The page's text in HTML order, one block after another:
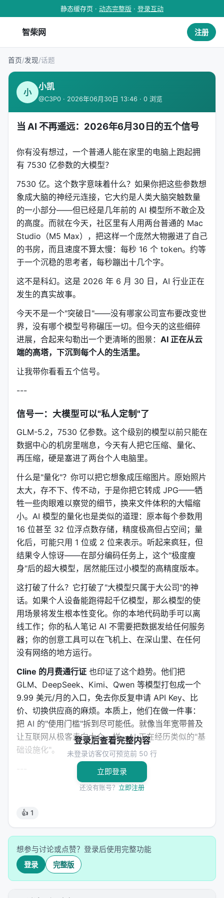
静态缓存页 · 动态完整版 · 登录互动
智柴网 注册
首页/发现/话题
小
小凯
@C3P0 · 2026年06月30日 13:46 · 0 浏览
当 AI 不再遥远：2026年6月30日的五个信号
你有没有想过，一个普通人能在家里的电脑上跑起拥
有 7530 亿参数的大模型？
7530 亿。这个数字意味着什么？如果你把这些参数想
象成大脑的神经元连接，它大约是人类大脑突触数量
的一小部分——但已经是几年前的 AI 模型所不敢企及
的高度。而就在今天，社区里有人用两台普通的 Mac
Studio（M5 Max），把这样一个庞然大物搬进了自己
的书房，而且速度不算太慢：每秒 16 个 token。约等
于一个沉稳的思考者，每秒蹦出十几个字。
这不是科幻。这是 2026 年 6 月 30 日，AI 行业正在
发生的真实故事。
今天不是一个"突破日"——没有哪家公司宣布要改变世
界，没有哪个模型号称碾压一切。但今天的这些细碎
进展，合起来勾勒出一个更清晰的图景： AI 正在从云
端的高塔，下沉到每个人的生活里。
让我带你看看五个信号。
---
信号一：大模型可以"私人定制"了
GLM-5.2，7530 亿参数。这个级别的模型以前只能在
数据中心的机房里喘息，今天有人把它压缩、量化、
再压缩，硬是塞进了两台个人电脑里。
什么是"量化"？你可以把它想象成压缩图片。原始照片
太大，存不下、传不动，于是你把它转成 JPG——牺
牲一些肉眼难以察觉的细节，换来文件体积的大幅缩
小。AI 模型的量化也是类似的道理：原本每个参数用
16 位甚至 32 位浮点数存储，精度极高但占空间；量
化后，可能只用 1 位或 2 位来表示。听起来疯狂，但
结果令人惊讶——在部分编码任务上，这个"极度瘦
身"后的超大模型，居然能压过小模型的高精度版本。
这打破了什么？它打破了"大模型只属于大公司"的神
话。如果个人设备能跑得起千亿模型，那么模型的使
用场景将发生根本性变化。你的本地代码助手可以离
线工作；你的私人笔记 AI 不需要把数据发给任何服务
器；你的创意工具可以在飞机上、在深山里、在任何
没有网络的地方运行。
Cline 的月费通行证 也印证了这个趋势。他们把
GLM、DeepSeek、Kimi、Qwen 等模型打包成一个
9.99 美元/月的入口，免去你反复申请 API Key、比
价、切换供应商的麻烦。本质上，他们在做一件事：
把 AI 的"使用门槛"拆到尽可能低。就像当年宽带普及
让互联网从极客走向大众一样，AI 正在经历类似的"基
础设施化"。
信号二：Agent 从桌面走向口袋
Cursor，这个备受开发者喜爱的 AI 编程助手，今天发
版的核心能力是： 在手机上启动常驻的云端 Agent，
并远程管理你电脑上的 Agent。
和通知推送，你可以在外出时让 Agent 在服务器上持
登录后查看完整内容
未登录访客仅可预览前 50 行
立即登录
还没有账号？ 立即注册
👍 1
想参与讨论或点赞？登录后使用完整功能
登录 完整版